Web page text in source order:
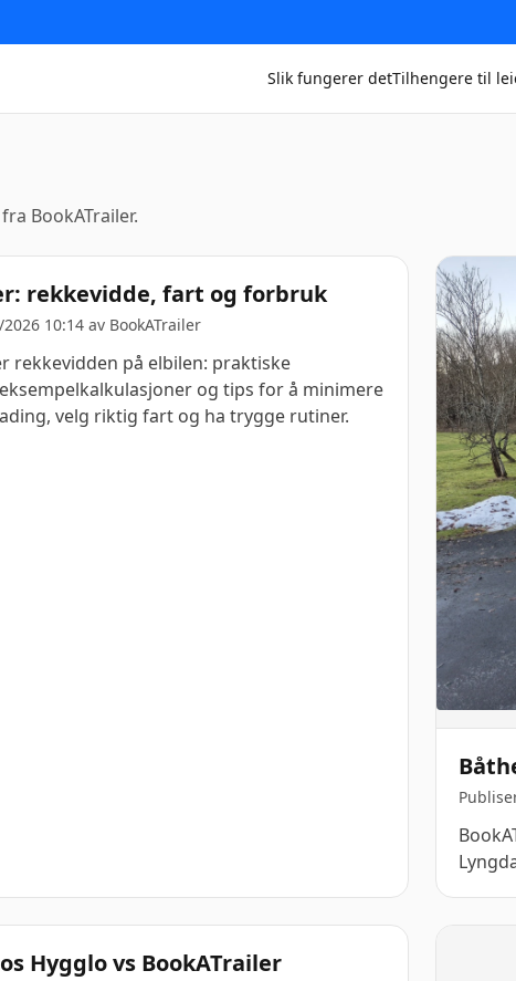
Slik fungerer detTilhengere til
BookATrailer.
rekkevidde, fart og forbruk
10:14 av BookATrailer
rekkevidden på elbilen: praktiske
og tips for å minimere
velg riktig fart og ha trygge rutiner.
Hygglo vs BookATrailer